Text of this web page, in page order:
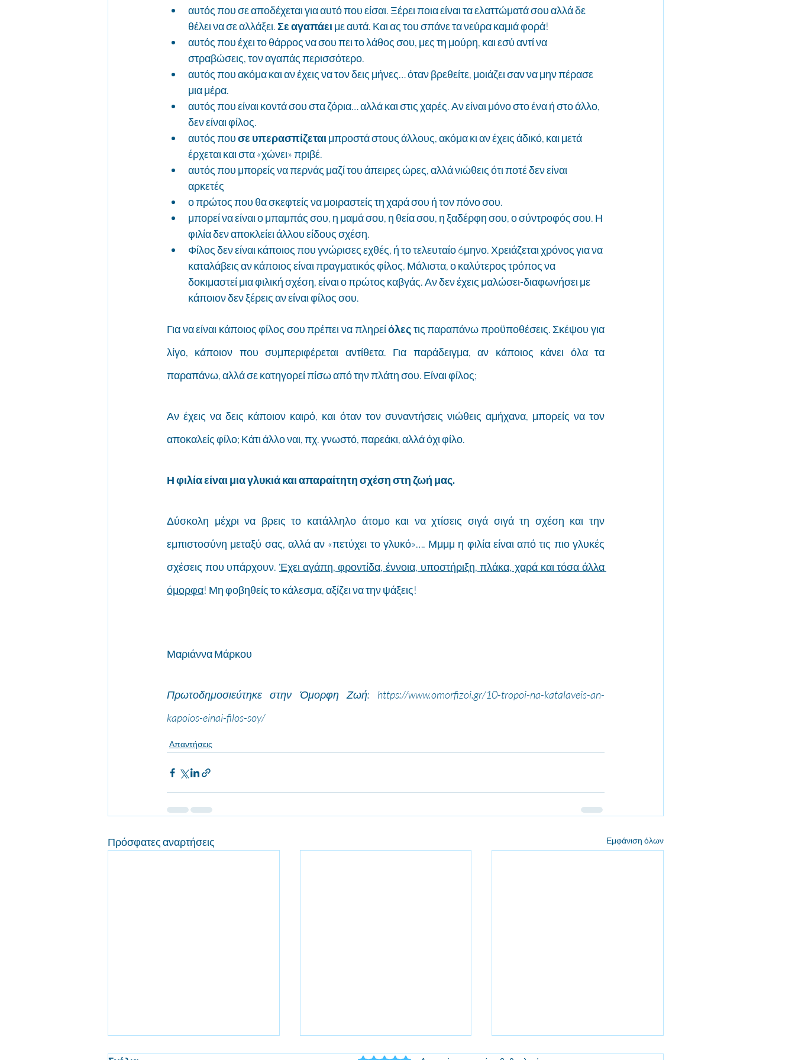
αυτός που σε αποδέχεται για αυτό που είσαι. Ξέρει ποια είναι τα ελαττώματά σου αλλά δε
θέλει να σε αλλάξει. Σε αγαπάει με αυτά. Και ας του σπάνε τα νεύρα καμιά φορά!
αυτός που έχει το θάρρος να σου πει το λάθος σου, μες τη μούρη, και εσύ αντί να
στραβώσεις, τον αγαπάς περισσότερο.
αυτός που ακόμα και αν έχεις να τον δεις μήνες… όταν βρεθείτε, μοιάζει σαν να μην πέρασε
μια μέρα.
αυτός που είναι κοντά σου στα ζόρια… αλλά και στις χαρές. Αν είναι μόνο στο ένα ή στο άλλο,
δεν είναι φίλος.
αυτός που σε υπερασπίζεται μπροστά στους άλλους, ακόμα κι αν έχεις άδικό, και μετά
έρχεται και στα «χώνει» πριβέ.
αυτός που μπορείς να περνάς μαζί του άπειρες ώρες, αλλά νιώθεις ότι ποτέ δεν είναι
αρκετές
ο πρώτος που θα σκεφτείς να μοιραστείς τη χαρά σου ή τον πόνο σου.
μπορεί να είναι ο μπαμπάς σου, η μαμά σου, η θεία σου, η ξαδέρφη σου, ο σύντροφός σου. Η
φιλία δεν αποκλείει άλλου είδους σχέση.
Φίλος δεν είναι κάποιος που γνώρισες εχθές, ή το τελευταίο 6μηνο. Χρειάζεται χρόνος για να
καταλάβεις αν κάποιος είναι πραγματικός φίλος. Μάλιστα, ο καλύτερος τρόπος να
δοκιμαστεί μια φιλική σχέση, είναι ο πρώτος καβγάς. Αν δεν έχεις μαλώσει-διαφωνήσει με
κάποιον δεν ξέρεις αν είναι φίλος σου.
Για να είναι κάποιος φίλος σου πρέπει να πληρεί όλες τις παραπάνω προϋποθέσεις. Σκέψου για
λίγο, κάποιον που συμπεριφέρεται αντίθετα. Για παράδειγμα, αν κάποιος κάνει όλα τα
παραπάνω, αλλά σε κατηγορεί πίσω από την πλάτη σου. Είναι φίλος;
Αν έχεις να δεις κάποιον καιρό, και όταν τον συναντήσεις νιώθεις αμήχανα, μπορείς να τον
αποκαλείς φίλο; Κάτι άλλο ναι, πχ. γνωστό, παρεάκι, αλλά όχι φίλο.
Η φιλία είναι μια γλυκιά και απαραίτητη σχέση στη ζωή μας.
Δύσκολη μέχρι να βρεις το κατάλληλο άτομο και να χτίσεις σιγά σιγά τη σχέση και την
εμπιστοσύνη μεταξύ σας, αλλά αν «πετύχει το γλυκό»…. Μμμμ η φιλία είναι από τις πιο γλυκές
σχέσεις που υπάρχουν. Έχει αγάπη, φροντίδα, έννοια, υποστήριξη, πλάκα, χαρά και τόσα άλλα
όμορφα! Μη φοβηθείς το κάλεσμα, αξίζει να την ψάξεις!
Μαριάννα Μάρκου
Πρωτοδημοσιεύτηκε στην Όμορφη Ζωή: https://www.omorfizoi.gr/10-tropoi-na-katalaveis-an-
kapoios-einai-filos-soy/
Απαντήσεις
Πρόσφατες αναρτήσεις Εμφάνιση όλων